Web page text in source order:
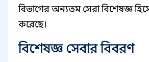
বিভাগের অন্যতম সেরা বিশেষজ্ঞ
করেছে।
বিশেষজ্ঞ সেবার বিবরণ